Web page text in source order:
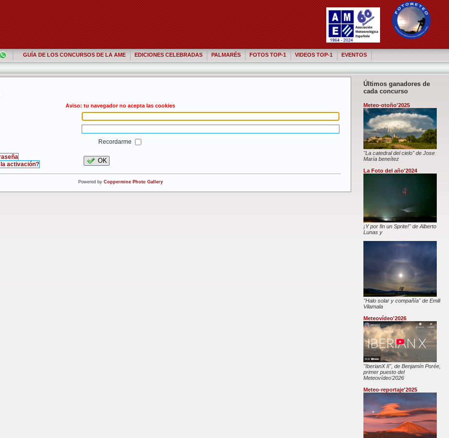
GUÍA DE LOS CONCURSOS DE LA AME EDICIONES CELEBRADAS PALMARÉS FOTOS TOP-1 VIDEOS TOP-1 EVENTOS
Últimos ganadores de
cada concurso
Meteo-otoño'2025
"La catedral del cielo" de Jose
María beneítez
La Foto del año'2024
¡Y por fin un Sprite!" de Alberto
Lunas y
"Halo solar y compañía" de Emili
Vilamala
Meteovídeo'2026
"IberianX II", de Benjamín Porée,
primer puesto del
Meteovídeo'2026
Meteo-reportaje'2025
Aviso: tu navegador no acepta las cookies
Recordarme
activación?
OK
Powered by Coppermine Photo Gallery